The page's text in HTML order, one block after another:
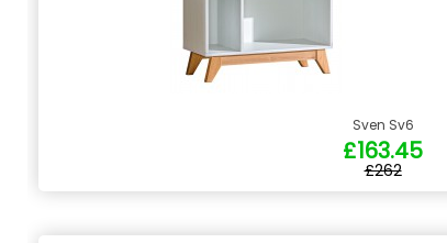
Sven Sv6
£163.45
£262